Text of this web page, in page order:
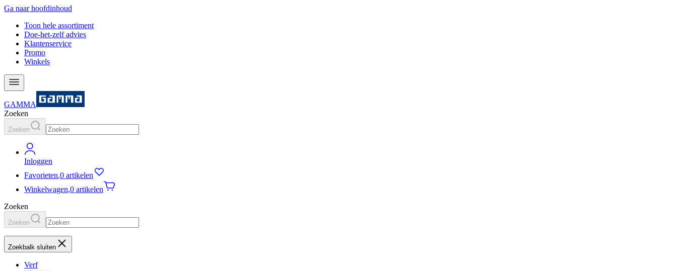
Ga naar hoofdinhoud
Toon hele assortiment
Doe-het-zelf advies
Klantenservice
Promo
Winkels
GAMMA
Zoeken
Zoeken
Inloggen
Favorieten,0 artikelen
Winkelwagen,0 artikelen
Zoeken
Zoeken
Zoekbalk sluiten
Verf